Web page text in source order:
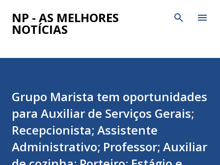
Pular para o conteúdo principal
NP - AS MELHORES
NOTÍCIAS
Grupo Marista tem oportunidades
para Auxiliar de Serviços Gerais;
Recepcionista; Assistente
Administrativo; Professor; Auxiliar